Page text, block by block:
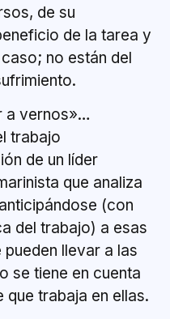
de su
de la tarea y
no están del
a vernos»…
trabajo
de un líder
que analiza
(con
del trabajo) a esas
llevar a las
se tiene en cuenta
que trabaja en ellas.